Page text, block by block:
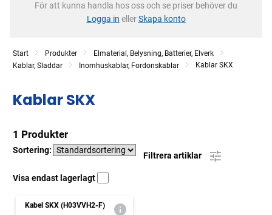
För att kunna handla hos oss och se priser behöver du
Logga in ellerSkapa konto
Start Produkter
Elmaterial, Belysning, Batterier, Elverk
Kablar, Sladdar
Inomhuskablar, Fordonskablar Kablar SKX
Kablar SKX
1 Produkter
Sortering:
Filtrera artiklar
Visa endast lagerlagt
Kabel SKX (H03VVH2-F)